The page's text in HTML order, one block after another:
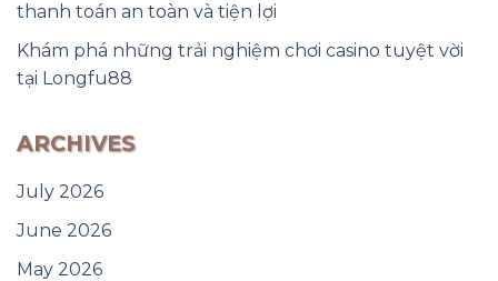
thanh toán an toàn và tiện lợi
Khám phá những trải nghiệm chơi casino tuyệt vời
tại Longfu88
ARCHIVES
July 2026
June 2026
May 2026